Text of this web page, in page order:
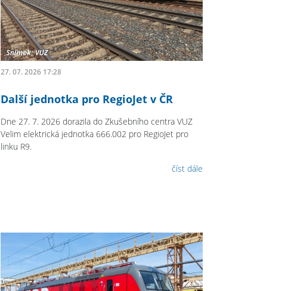
27. 07. 2026 17:28
Další jednotka pro RegioJet v ČR
Dne 27. 7. 2026 dorazila do Zkušebního centra VUZ
Velim elektrická jednotka 666.002 pro RegioJet pro
linku R9.
číst dále